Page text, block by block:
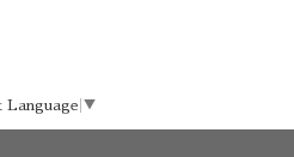
Language ▼